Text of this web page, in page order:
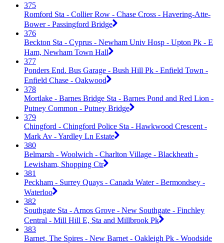
375
Romford Sta - Collier Row - Chase Cross - Havering-Atte-
Bower - Passingford Bridge
376
Beckton Sta - Cyprus - Newham Univ Hosp - Upton Pk - E
Ham, Newham Town Hall
377
Ponders End. Bus Garage - Bush Hill Pk - Enfield Town -
Enfield Chase - Oakwood
378
Mortlake - Barnes Bridge Sta - Barnes Pond and Red Lion -
Putney Common - Putney Bridge
379
Chingford - Chingford Police Sta - Hawkwood Crescent -
Mark Av - Yardley Ln Estate
380
Belmarsh - Woolwich - Charlton Village - Blackheath -
Lewisham, Shopping Ctr
381
Peckham - Surrey Quays - Canada Water - Bermondsey -
Waterloo
382
Southgate Sta - Arnos Grove - New Southgate - Finchley
Central - Mill Hill E, Sta and Millbrook Pk
383
Barnet, The Spires - New Barnet - Oakleigh Pk - Woodside